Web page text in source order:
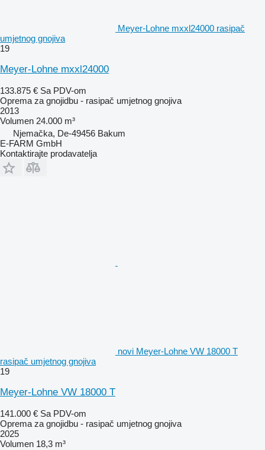
Meyer-Lohne mxxl24000 rasipač
umjetnog gnojiva
19
Meyer-Lohne mxxl24000
133.875 € Sa PDV-om
Oprema za gnojidbu - rasipač umjetnog gnojiva
2013
Volumen 24.000 m³
Njemačka, De-49456 Bakum
E-FARM GmbH
Kontaktirajte prodavatelja
novi Meyer-Lohne VW 18000 T
rasipač umjetnog gnojiva
19
Meyer-Lohne VW 18000 T
141.000 € Sa PDV-om
Oprema za gnojidbu - rasipač umjetnog gnojiva
2025
Volumen 18,3 m³